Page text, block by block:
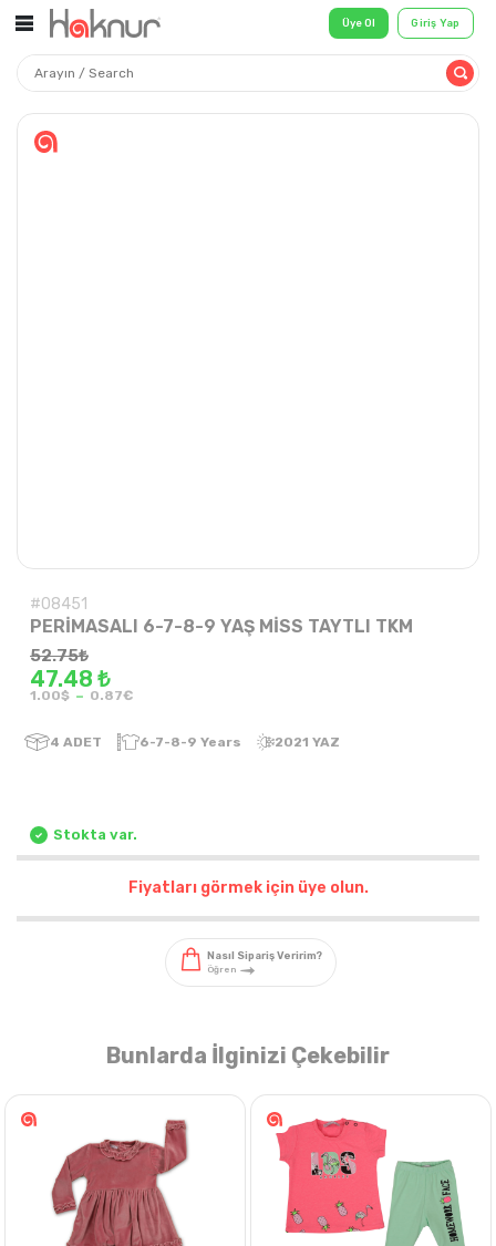
Üye Ol
#08451
PERİMASALI 6-7-8-9 YAŞ MİSS TAYTLI TKM
52.75₺
47.48 ₺
1.00$ - 0.87€
4 ADET 6-7-8-9 Years 2021 YAZ
Stokta var.
Fiyatları görmek için üye olun.
Nasıl Sipariş Veririm?
Öğren
Bunlarda İlginizi Çekebilir